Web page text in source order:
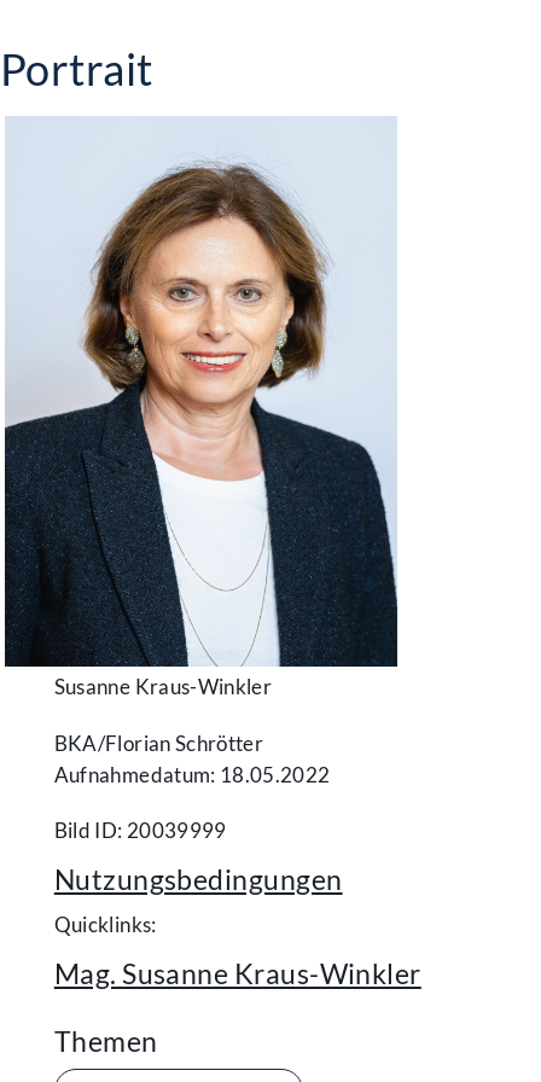
Portrait
Susanne Kraus-Winkler
BKA/​Florian Schrötter
Aufnahmedatum: 18.05.2022
Bild ID: 20039999
Nutzungsbedingungen
Quicklinks:
Mag. Susanne Kraus-Winkler
Themen